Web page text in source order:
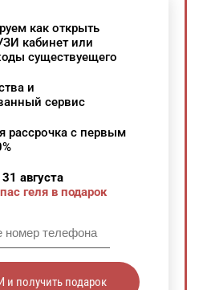
как открыть
кабинет или
существуещего
и
сервис
рассрочка с первым
августа
геля в подарок
и получить подарок